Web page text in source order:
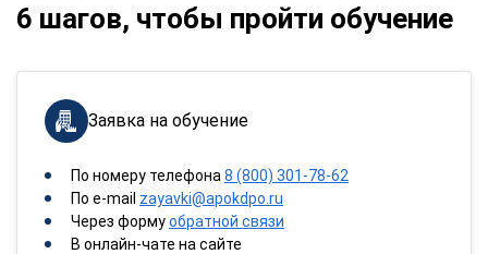
6 шагов, чтобы пройти обучение
Заявка на обучение
По номеру телефона 8 (800) 301-78-62
По e-mail zayavki@apokdpo.ru
Через формуобратной связи
В онлайн-чате на сайте